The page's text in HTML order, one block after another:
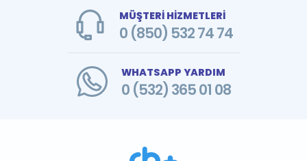
MÜŞTERİ HİZMETLERİ
0 (850) 532 74 74
WHATSAPP YARDIM
0 (532) 365 01 08